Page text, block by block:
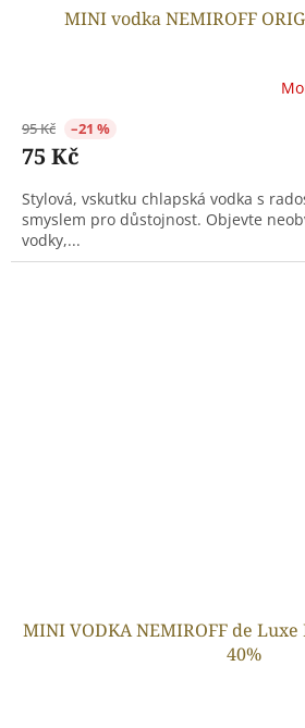
MINI vodka NEMIROFF
95 Kč –21 %
75 Kč
Stylová, vskutku chlapská vodka s
smyslem pro důstojnost. Objevte
vodky,...
MINI VODKA NEMIROFF de
40%